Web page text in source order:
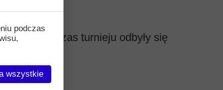
Podczas turnieju odbyły się
wyniki:
podczas
wszystkie